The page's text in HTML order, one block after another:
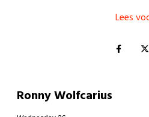
Doe
Lees
Ronny Wolfcarius